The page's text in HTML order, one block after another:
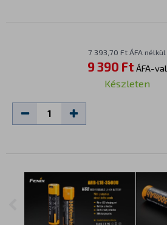
7 393,70 Ft ÁFA nélkül
9 390 Ft ÁFA-val
Készleten